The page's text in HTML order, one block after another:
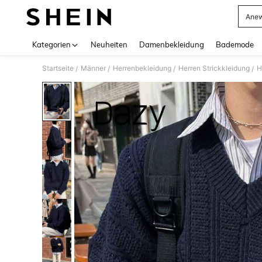
Kategorien Neuheiten Damenbekleidung Bademode
Startseite / Männer / Herrenbekleidung / Herren Strickkleidung /